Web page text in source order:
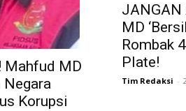
Mahfud MD
Negara
Korupsi
JANGAN
MD
Rombak
Plate!
Tim Redaksi -